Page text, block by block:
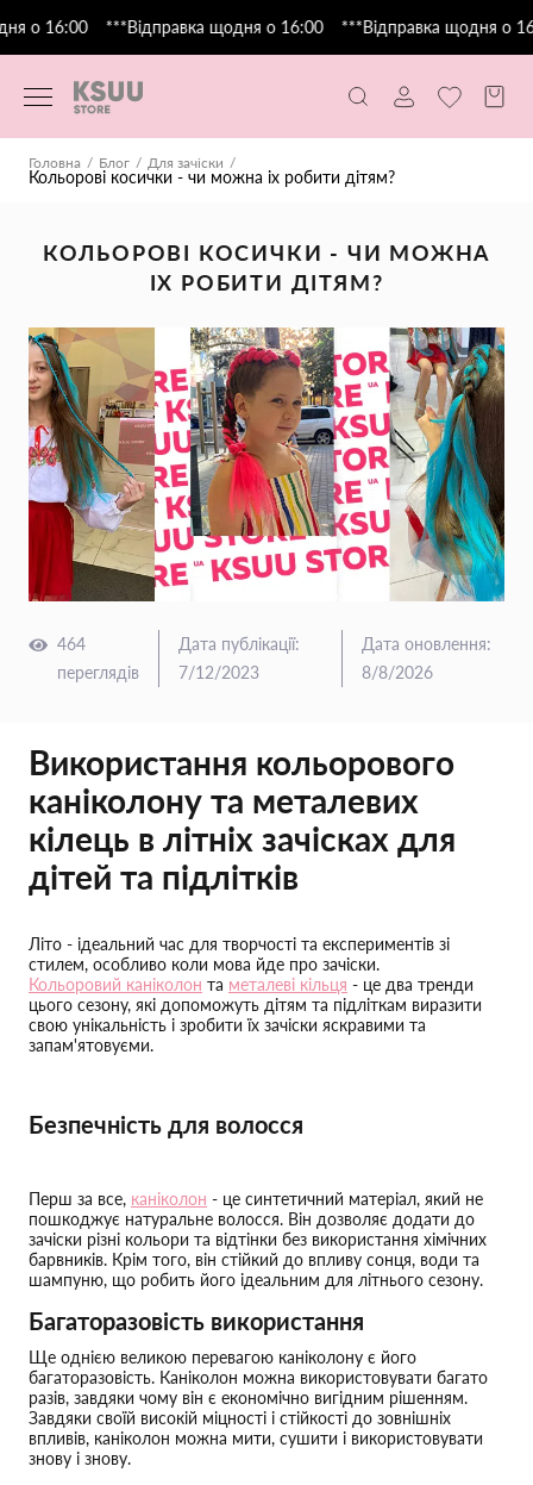
о 16:00 ***Відправка щодня о 16:00 ***Відправка щодня о
Головна Блог Для зачіски
Кольорові косички - чи можна іх робити дітям?
КОЛЬОРОВІ КОСИЧКИ - ЧИ МОЖНА
ІХ РОБИТИ ДІТЯМ?
464
переглядів
Дата публікації:
7/12/2023
Дата оновлення:
8/8/2026
Використання кольорового
каніколону та металевих
кілець в літніх зачісках для
дітей та підлітків
Літо - ідеальний час для творчості та експериментів зі
стилем, особливо коли мова йде про зачіски.
Кольоровий каніколон та металеві кільця - це два тренди
цього сезону, які допоможуть дітям та підліткам виразити
свою унікальність і зробити їх зачіски яскравими та
запам'ятовуєми.
Безпечність для волосся
Перш за все, каніколон - це синтетичний матеріал, який не
пошкоджує натуральне волосся. Він дозволяє додати до
зачіски різні кольори та відтінки без використання хімічних
барвників. Крім того, він стійкий до впливу сонця, води та
шампуню, що робить його ідеальним для літнього сезону.
Багаторазовість використання
Ще однією великою перевагою каніколону є його
багаторазовість. Каніколон можна використовувати багато
разів, завдяки чому він є економічно вигідним рішенням.
Завдяки своїй високій міцності і стійкості до зовнішніх
впливів, каніколон можна мити, сушити і використовувати
знову і знову.